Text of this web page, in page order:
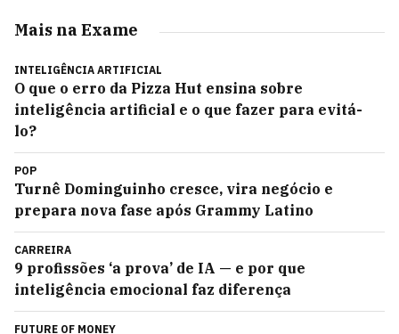
Mais na Exame
INTELIGÊNCIA ARTIFICIAL
O que o erro da Pizza Hut ensina sobre
inteligência artificial e o que fazer para evitá-
lo?
POP
Turnê Dominguinho cresce, vira negócio e
prepara nova fase após Grammy Latino
CARREIRA
9 profissões ‘a prova’ de IA — e por que
inteligência emocional faz diferença
FUTURE OF MONEY